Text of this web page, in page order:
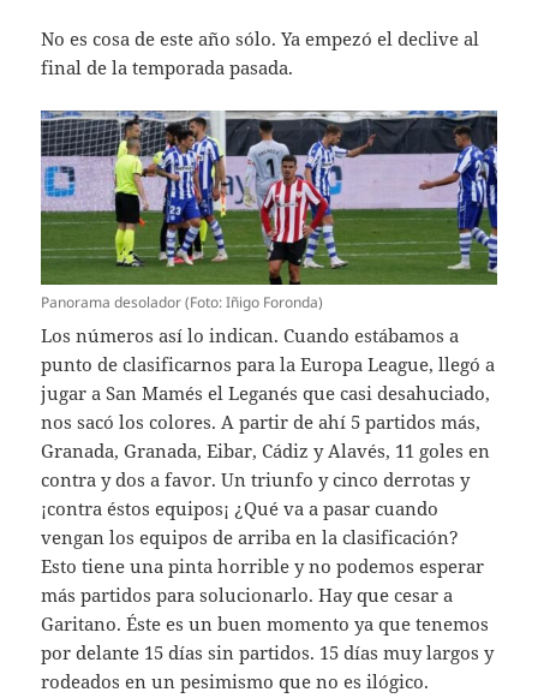
No es cosa de este año sólo. Ya empezó el declive al
final de la temporada pasada.
Panorama desolador (Foto: Iñigo Foronda)
Los números así lo indican. Cuando estábamos a
punto de clasificarnos para la Europa League, llegó a
jugar a San Mamés el Leganés que casi desahuciado,
nos sacó los colores. A partir de ahí 5 partidos más,
Granada, Granada, Eibar, Cádiz y Alavés, 11 goles en
contra y dos a favor. Un triunfo y cinco derrotas y
¡contra éstos equipos¡ ¿Qué va a pasar cuando
vengan los equipos de arriba en la clasificación?
Esto tiene una pinta horrible y no podemos esperar
más partidos para solucionarlo. Hay que cesar a
Garitano. Éste es un buen momento ya que tenemos
por delante 15 días sin partidos. 15 días muy largos y
rodeados en un pesimismo que no es ilógico.